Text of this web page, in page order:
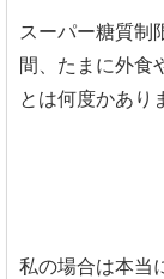
スーパー糖質制
間、たまに外食
とは何度かあり
私の場合は本当